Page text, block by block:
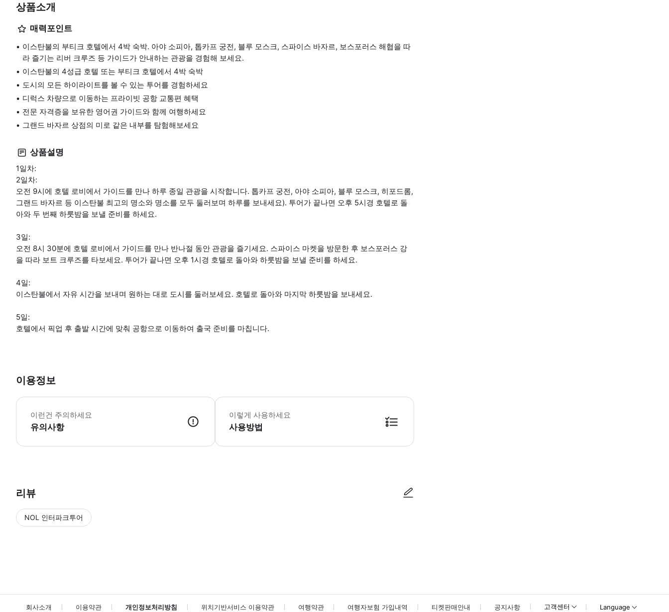
상품소개
매력포인트
이스탄불의 부티크 호텔에서 4박 숙박. 아야 소피아, 톱카프 궁전, 블루 모스크, 스파이스 바자르, 보스포러스 해협을 따
라 즐기는 리버 크루즈 등 가이드가 안내하는 관광을 경험해 보세요.
이스탄불의 4성급 호텔 또는 부티크 호텔에서 4박 숙박
도시의 모든 하이라이트를 볼 수 있는 투어를 경험하세요
디럭스 차량으로 이동하는 프라이빗 공항 교통편 혜택
전문 자격증을 보유한 영어권 가이드와 함께 여행하세요
그랜드 바자르 상점의 미로 같은 내부를 탐험해보세요
상품설명
1일차:
2일차:
오전 9시에 호텔 로비에서 가이드를 만나 하루 종일 관광을 시작합니다. 톱카프 궁전, 아야 소피아, 블루 모스크, 히포드롬,
그랜드 바자르 등 이스탄불 최고의 명소와 명소를 모두 둘러보며 하루를 보내세요). 투어가 끝나면 오후 5시경 호텔로 돌
아와 두 번째 하룻밤을 보낼 준비를 하세요.
3일:
오전 8시 30분에 호텔 로비에서 가이드를 만나 반나절 동안 관광을 즐기세요. 스파이스 마켓을 방문한 후 보스포러스 강
을 따라 보트 크루즈를 타보세요. 투어가 끝나면 오후 1시경 호텔로 돌아와 하룻밤을 보낼 준비를 하세요.
4일:
이스탄불에서 자유 시간을 보내며 원하는 대로 도시를 둘러보세요. 호텔로 돌아와 마지막 하룻밤을 보내세요.
5일:
호텔에서 픽업 후 출발 시간에 맞춰 공항으로 이동하여 출국 준비를 마칩니다.
이용정보
이런건 주의하세요
유의사항
톱카프 궁전은 매주 화요일에 휴관하며 바실리카 저수지로 대체됩니다. 그랜드 바자르 내부는 매주 일요일 휴무입니다. * 소요시간 : 7200분 (옵션에 따라 소
이렇게 사용하세요
사용방법
리뷰
NOL 인터파크투어
회사소개 이용약관 개인정보처리방침 위치기반서비스 이용약관 여행약관 여행자보험 가입내역 티켓판매안내 공지사항 고객센터 Language